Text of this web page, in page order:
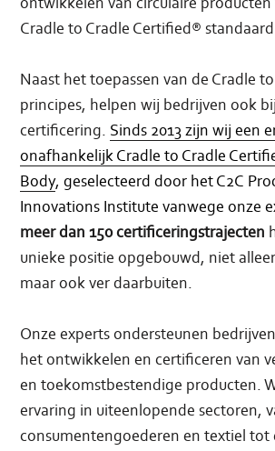
Cradle to Cradle Certified®
Naast het toepassen van de Cradle
principes, helpen wij bedrijven ook
certificering. Sinds 2013 zijn wij een
onafhankelijk Cradle to Cradle
Body, geselecteerd door het C2C
Innovations Institute vanwege onze
meer dan 150 certificeringstrajecten
unieke positie opgebouwd, niet
maar ook ver daarbuiten.
Onze experts ondersteunen
het ontwikkelen en certificeren van
en toekomstbestendige producten.
ervaring in uiteenlopende sectoren,
consumentengoederen en textiel tot